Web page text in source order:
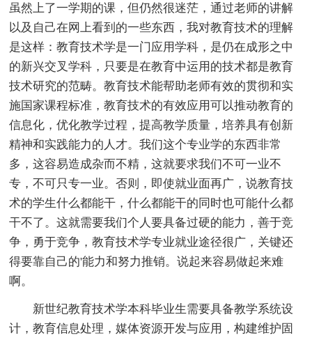
虽然上了一学期的课，但仍然很迷茫，通过老师的讲解
以及自己在网上看到的一些东西，我对教育技术的理解
是这样：教育技术学是一门应用学科，是仍在成形之中
的新兴交叉学科，只要是在教育中运用的技术都是教育
技术研究的范畴。教育技术能帮助老师有效的贯彻和实
施国家课程标准，教育技术的有效应用可以推动教育的
信息化，优化教学过程，提高教学质量，培养具有创新
精神和实践能力的人才。我们这个专业学的东西非常
多，这容易造成杂而不精，这就要求我们不可一业不
专，不可只专一业。否则，即使就业面再广，说教育技
术的学生什么都能干，什么都能干的同时也可能什么都
干不了。这就需要我们个人要具备过硬的能力，善于竞
争，勇于竞争，教育技术学专业就业途径很广，关键还
得要靠自己的'能力和努力推销。说起来容易做起来难
啊。
新世纪教育技术学本科毕业生需要具备教学系统设
计，教育信息处理，媒体资源开发与应用，构建维护固